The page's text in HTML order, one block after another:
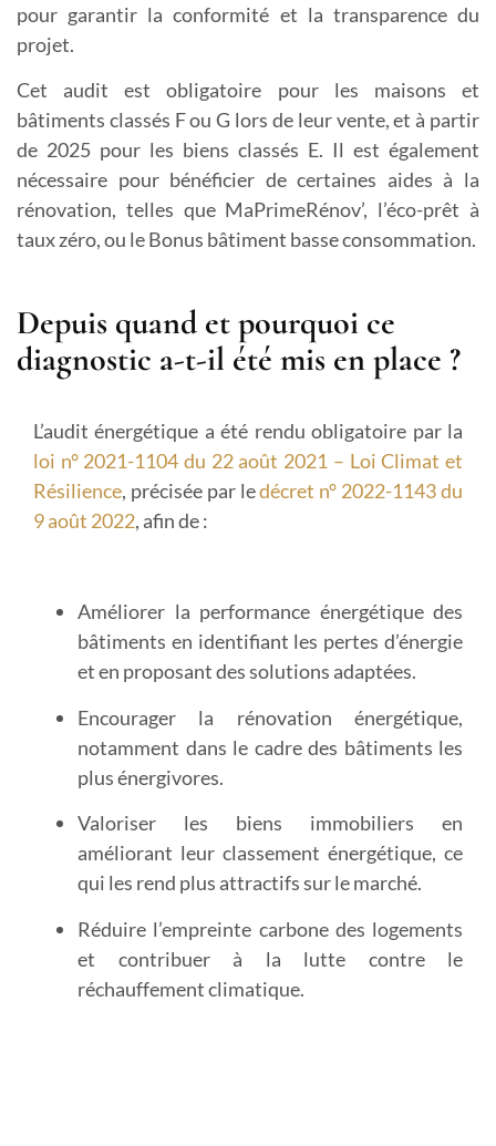
pour garantir la conformité et la transparence du
projet.
Cet audit est obligatoire pour les maisons et
bâtiments classés F ou G lors de leur vente, et à partir
de 2025 pour les biens classés E. Il est également
nécessaire pour bénéficier de certaines aides à la
rénovation, telles que MaPrimeRénov’, l’éco-prêt à
taux zéro, ou le Bonus bâtiment basse consommation.
Depuis quand et pourquoi ce
diagnostic a-t-il été mis en place ?
L’audit énergétique a été rendu obligatoire par la
loi n° 2021-1104 du 22 août 2021 – Loi Climat et
Résilience, précisée par ledécret n° 2022-1143 du
9 août 2022, afin de :
Améliorer la performance énergétique des
bâtiments en identifiant les pertes d’énergie
et en proposant des solutions adaptées.
Encourager la rénovation énergétique,
notamment dans le cadre des bâtiments les
plus énergivores.
Valoriser les biens immobiliers en
améliorant leur classement énergétique, ce
qui les rend plus attractifs sur le marché.
Réduire l’empreinte carbonedes logements
et contribuer à la lutte contre le
réchauffement climatique.